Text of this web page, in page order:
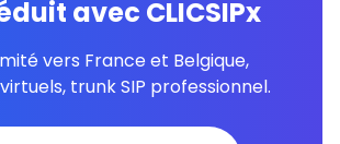
avec CLICSIPx
vers France et Belgique,
trunk SIP professionnel.